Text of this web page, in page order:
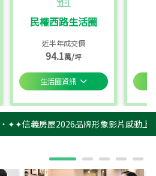
民權西路生活圈
近半年成交價
94.1萬/坪
生活圈資訊
‧✦✦信義房屋2026品牌形象影片感動上